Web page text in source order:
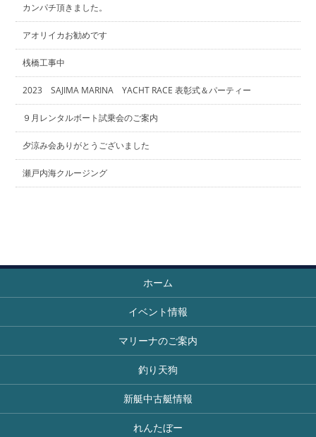
カンパチ頂きました。
アオリイカお勧めです
桟橋工事中
2023 SAJIMA MARINA YACHT RACE 表彰式＆パーティー
９月レンタルボート試乗会のご案内
夕涼み会ありがとうございました
瀬戸内海クルージング
ホーム
イベント情報
マリーナのご案内
釣り天狗
新艇中古艇情報
れんたぼー